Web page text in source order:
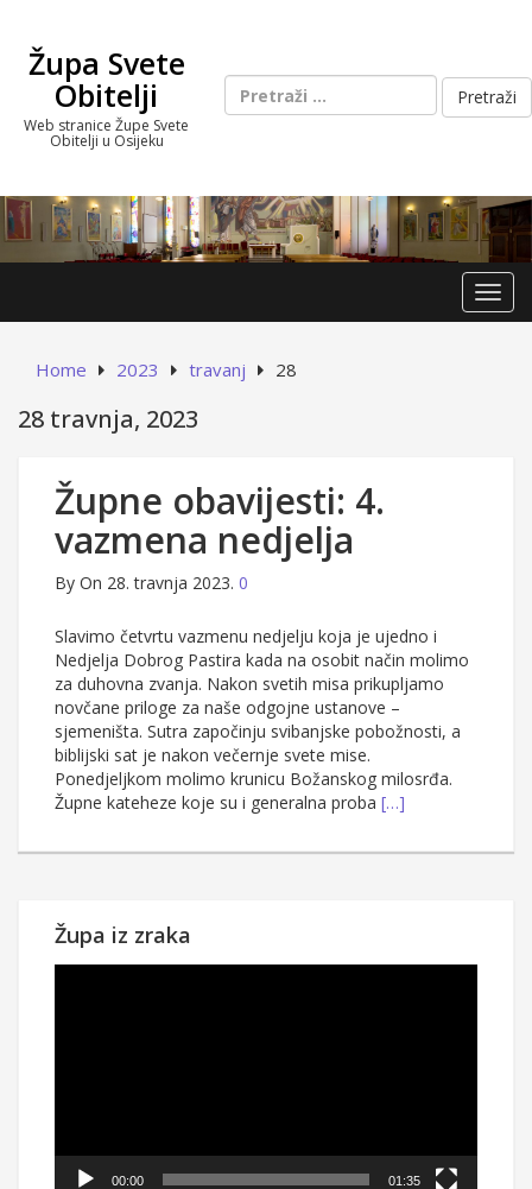
contentŽupa Svete
Obitelji
Web stranice Župe Svete
Obitelji u Osijeku
Pretraži:
Home 2023 travanj 28
28 travnja, 2023
Župne obavijesti: 4.
vazmena nedjelja
By On 28. travnja 2023. 0
Slavimo četvrtu vazmenu nedjelju koja je ujedno i
Nedjelja Dobrog Pastira kada na osobit način molimo
za duhovna zvanja. Nakon svetih misa prikupljamo
novčane priloge za naše odgojne ustanove –
sjemeništa. Sutra započinju svibanjske pobožnosti, a
biblijski sat je nakon večernje svete mise.
Ponedjeljkom molimo krunicu Božanskog milosrđa.
Župne kateheze koje su i generalna proba […]
Župa iz zraka
00:00 01:35